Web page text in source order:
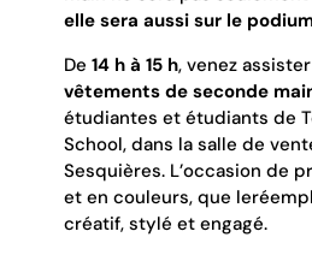
elle sera aussi sur le
De 14 h à 15 h, venez
vêtements de seconde
étudiantes et étudiants de
School, dans la salle de
Sesquières. L’occasion de
et en couleurs, que
créatif, stylé et engagé.